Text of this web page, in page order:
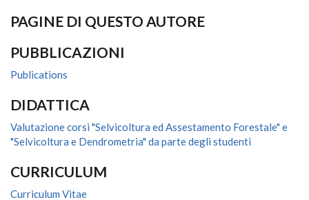
PAGINE DI QUESTO AUTORE
PUBBLICAZIONI
Publications
DIDATTICA
Valutazione corsi "Selvicoltura ed Assestamento Forestale" e
"Selvicoltura e Dendrometria" da parte degli studenti
CURRICULUM
Curriculum Vitae